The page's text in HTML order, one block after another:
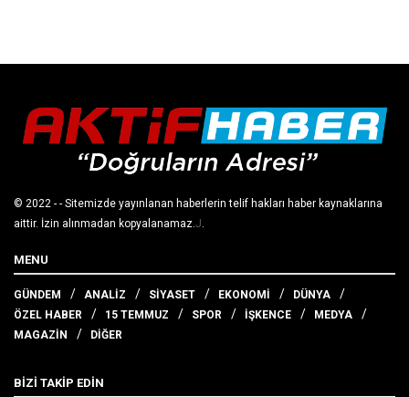
© 2022 - - Sitemizde yayınlanan haberlerin telif hakları haber kaynaklarına
aittir. İzin alınmadan kopyalanamaz. J
MENU
GÜNDEM ANALİZ SİYASET EKONOMİ
DÜNYA
ÖZEL HABER
15 TEMMUZ SPOR İŞKENCE
MEDYA
MAGAZİN
DİĞER
BİZİ TAKİP EDİN